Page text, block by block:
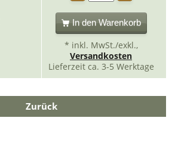
In den Warenkorb
* inkl. MwSt./exkl.,
Versandkosten
Lieferzeit ca. 3-5 Werktage
Zurück